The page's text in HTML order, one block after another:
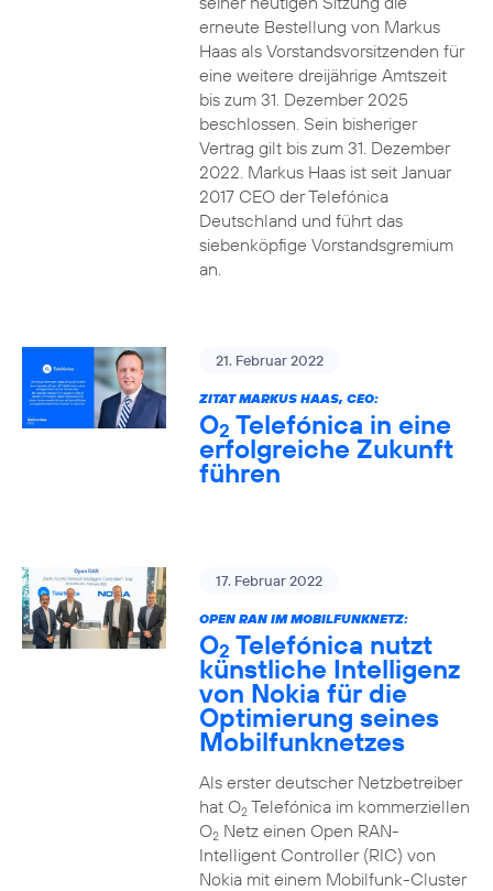
erneute Bestellung von Markus
Haas als Vorstandsvorsitzenden für
eine weitere dreijährige Amtszeit
bis zum 31. Dezember 2025
beschlossen. Sein bisheriger
Vertrag gilt bis zum 31. Dezember
2022. Markus Haas ist seit Januar
2017 CEO der Telefónica
Deutschland und führt das
siebenköpfige Vorstandsgremium
an.
21. Februar 2022
ZITAT MARKUS HAAS, CEO:
O2 Telefónica in eine
erfolgreiche Zukunft
führen
17. Februar 2022
OPEN RAN IM MOBILFUNKNETZ:
O2 Telefónica nutzt
künstliche Intelligenz
von Nokia für die
Optimierung seines
Mobilfunknetzes
Als erster deutscher Netzbetreiber
hat O2Telefónica im kommerziellen
O2Netz einen Open RAN-
Intelligent Controller (RIC) von
Nokia mit einem Mobilfunk-Cluster